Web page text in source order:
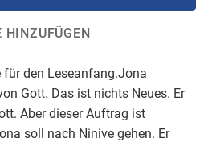
HINZUFÜGEN
für den Leseanfang.Jona
Gott. Das ist nichts Neues. Er
Aber dieser Auftrag ist
soll nach Ninive gehen. Er